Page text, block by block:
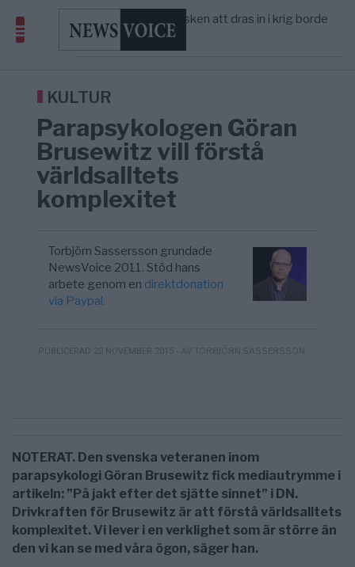
5/8
Elsa Widding: Risken att dras in i krig borde
avgöra all utrikespolitik
KRIG & FRED
Gaza håller en av de största
Europas ledare fram ett krig med Rys ...
KULTUR
Parapsykologen Göran
Brusewitz vill förstå
världsalltets
komplexitet
Torbjörn Sassersson grundade
NewsVoice 2011. Stöd hans
arbete genom en direktdonation
via Paypal.
PUBLICERAD 22 NOVEMBER 2015 - AV TORBJÖRN SASSERSSON
NOTERAT. Den svenska veteranen inom
parapsykologi Göran Brusewitz fick mediautrymme i
artikeln: ”På jakt efter det sjätte sinnet” i DN.
Drivkraften för Brusewitz är att förstå världsalltets
komplexitet. Vi lever i en verklighet som är större än
den vi kan se med våra ögon, säger han.